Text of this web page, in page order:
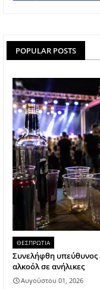
POPULAR POSTS
ΘΕΣΠΡΩΤΙΑ
Συνελήφθη
αλκοόλ σε ανήλικες
Αυγούστου 01, 2026